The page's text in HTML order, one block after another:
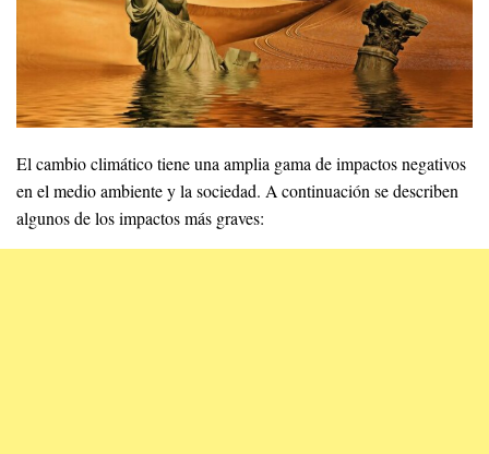
El cambio climático tiene una amplia gama de impactos negativos
en el medio ambiente y la sociedad. A continuación se describen
algunos de los impactos más graves: